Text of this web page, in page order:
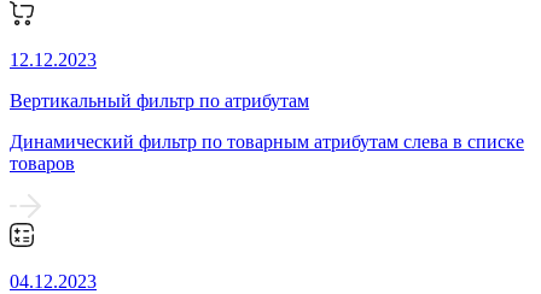
12.12.2023
Вертикальный фильтр по атрибутам
Динамический фильтр по товарным атрибутам слева в списке
товаров
04.12.2023